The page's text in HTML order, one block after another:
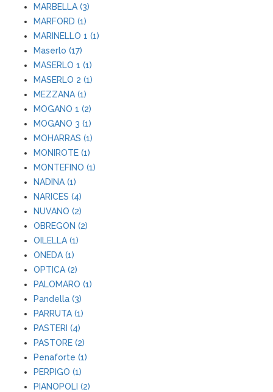
MARBELLA (3)
MARFORD (1)
MARINELLO 1 (1)
Maserlo (17)
MASERLO 1 (1)
MASERLO 2 (1)
MEZZANA (1)
MOGANO 1 (2)
MOGANO 3 (1)
MOHARRAS (1)
MONIROTE (1)
MONTEFINO (1)
NADINA (1)
NARICES (4)
NUVANO (2)
OBREGON (2)
OILELLA (1)
ONEDA (1)
OPTICA (2)
PALOMARO (1)
Pandella (3)
PARRUTA (1)
PASTERI (4)
PASTORE (2)
Penaforte (1)
PERPIGO (1)
PIANOPOLI (2)